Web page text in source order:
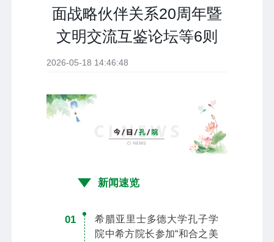
面战略伙伴关系20周年暨
文明交流互鉴论坛等6则
2026-05-18 14:46:48
新闻速览
01
希腊亚里士多德大学孔子学
院中希方院长参加“和合之美